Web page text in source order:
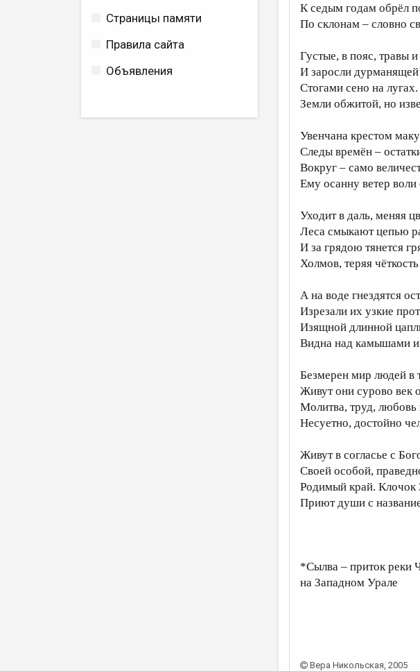
Страницы памяти
Правила сайта
Объявления
К седым годам обрёл
По склонам – словно
Густые, в пояс, травы
И заросли дурманящей
Стогами сено на
Земли обжитой, но
Увенчана крестом
Следы времён –
Вокруг – само
Ему осанну ветер воли
Уходит в даль, меняя
Леса смыкают цепью
И за грядою тянется
Холмов, теряя
А на воде гнездятся
Изрезали их узкие
Изящной длинной
Видна над камышами и
Безмерен мир людей в
Живут они сурово век
Молитва, труд, любовь
Несуетно, достойно
Живут в согласье с
Своей особой,
Родимый край. Клочок
Приют души с
*Сылва – приток реки
на Западном Урале
Вера Никольская , 2005